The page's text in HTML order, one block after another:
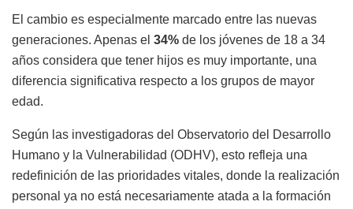
El cambio es especialmente marcado entre las nuevas
generaciones. Apenas el 34% de los jóvenes de 18 a 34
años considera que tener hijos es muy importante, una
diferencia significativa respecto a los grupos de mayor
edad.
Según las investigadoras del Observatorio del Desarrollo
Humano y la Vulnerabilidad (ODHV), esto refleja una
redefinición de las prioridades vitales, donde la realización
personal ya no está necesariamente atada a la formación